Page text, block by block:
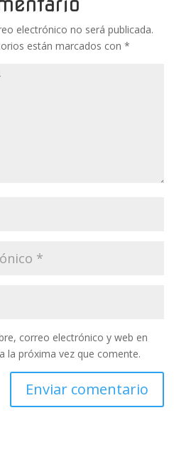
electrónico no será publicada.
están marcados con *
correo electrónico y web en
la próxima vez que comente.